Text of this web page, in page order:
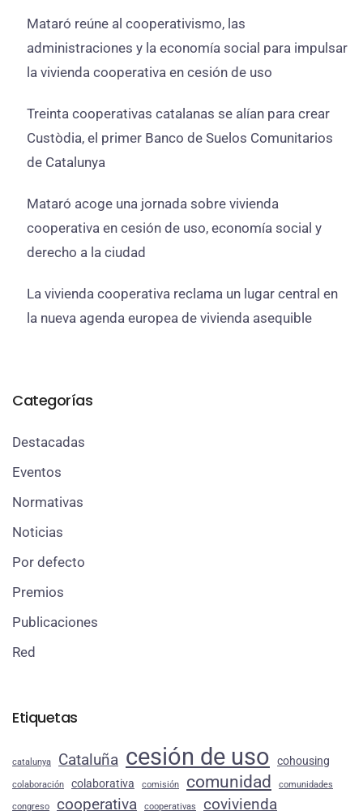
Mataró reúne al cooperativismo, las
administraciones y la economía social para impulsar
la vivienda cooperativa en cesión de uso
Treinta cooperativas catalanas se alían para crear
Custòdia, el primer Banco de Suelos Comunitarios
de Catalunya
Mataró acoge una jornada sobre vivienda
cooperativa en cesión de uso, economía social y
derecho a la ciudad
La vivienda cooperativa reclama un lugar central en
la nueva agenda europea de vivienda asequible
Categorías
Destacadas
Eventos
Normativas
Noticias
Por defecto
Premios
Publicaciones
Red
Etiquetas
catalunya Cataluña cesión de uso cohousing
colaboración colaborativa comisión comunidad comunidades
congreso cooperativa cooperativas covivienda